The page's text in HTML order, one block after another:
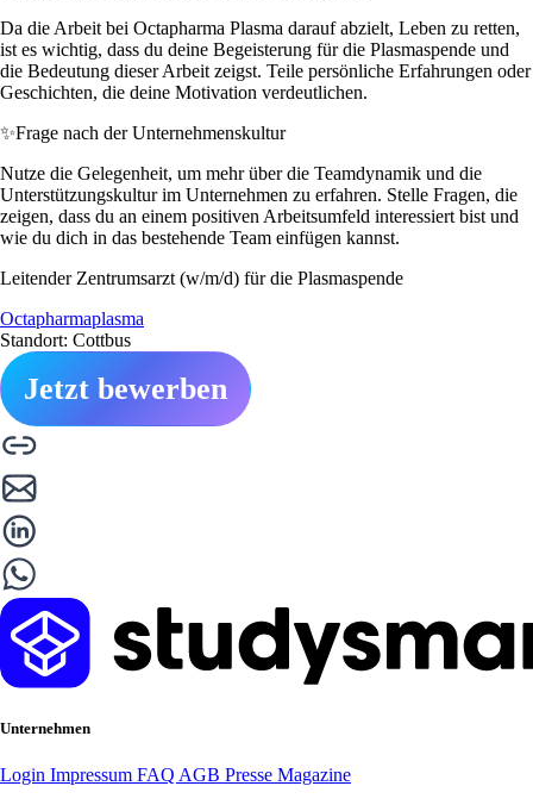
Da die Arbeit bei Octapharma Plasma darauf abzielt, Leben zu retten,
ist es wichtig, dass du deine Begeisterung für die Plasmaspende und
die Bedeutung dieser Arbeit zeigst. Teile persönliche Erfahrungen oder
Geschichten, die deine Motivation verdeutlichen.
✨Frage nach der Unternehmenskultur
Nutze die Gelegenheit, um mehr über die Teamdynamik und die
Unterstützungskultur im Unternehmen zu erfahren. Stelle Fragen, die
zeigen, dass du an einem positiven Arbeitsumfeld interessiert bist und
wie du dich in das bestehende Team einfügen kannst.
Leitender Zentrumsarzt (w/m/d) für die Plasmaspende
Octapharmaplasma
Standort: Cottbus
Jetzt bewerben
Unternehmen
Login Impressum FAQ AGB Presse Magazine